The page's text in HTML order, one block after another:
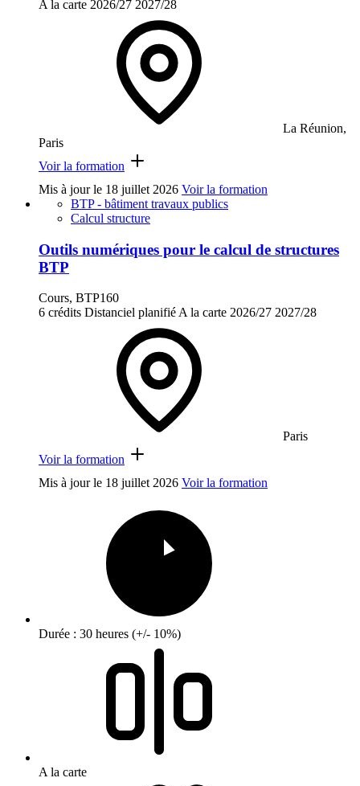
A la carte 2026/27 2027/28
La Réunion,
Paris
Voir la formation
Mis à jour le 18 juillet 2026 Voir la formation
BTP - bâtiment travaux publics
Calcul structure
Outils numériques pour le calcul de structures
BTP
Cours, BTP160
6 crédits Distanciel planifiéA la carte 2026/27 2027/28
Paris
Voir la formation
Mis à jour le 18 juillet 2026 Voir la formation
Durée : 30 heures (+/- 10%)
A la carte